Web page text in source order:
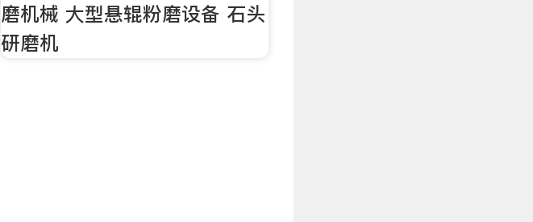
磨机械 大型悬辊粉磨设备 石头
研磨机